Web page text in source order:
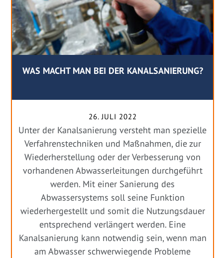
WAS MACHT MAN BEI DER KANALSANIERUNG?
26. JULI 2022
Unter der Kanalsanierung versteht man spezielle
Verfahrenstechniken und Maßnahmen, die zur
Wiederherstellung oder der Verbesserung von
vorhandenen Abwasserleitungen durchgeführt
werden. Mit einer Sanierung des
Abwassersystems soll seine Funktion
wiederhergestellt und somit die Nutzungsdauer
entsprechend verlängert werden. Eine
Kanalsanierung kann notwendig sein, wenn man
am Abwasser schwerwiegende Probleme